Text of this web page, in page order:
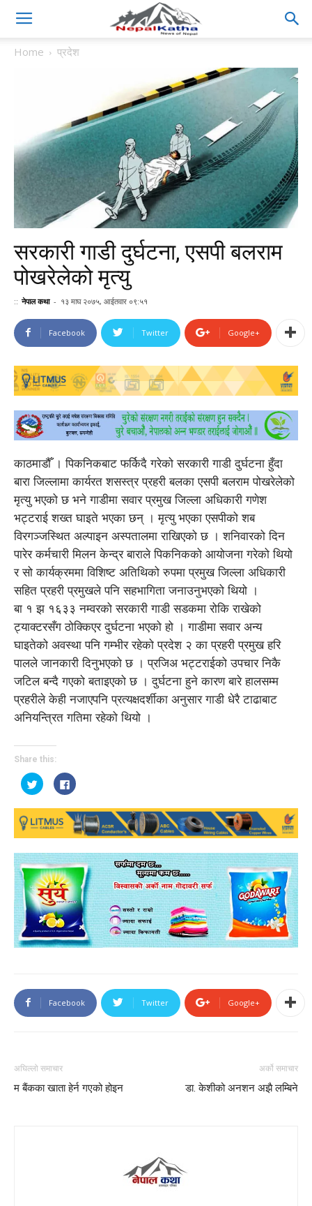
Home प्रदेश
सरकारी गाडी दुर्घटना, एसपी बलराम
पोखरेलेको मृत्यु
:: नेपाल कथा - १३ माघ २०७५, आईतवार ०९:५१
Facebook Twitter Google+
काठमाडौँ । पिकनिकबाट फर्किदै गरेको सरकारी गाडी दुर्घटना हुँदा
बारा जिल्लामा कार्यरत शसस्त्र प्रहरी बलका एसपी बलराम पोखरेलेको
मृत्यु भएको छ भने गाडीमा सवार प्रमुख जिल्ला अधिकारी गणेश
भट्टराई शख्त घाइते भएका छन् । मृत्यु भएका एसपीको शब
विरगञ्जस्थित अल्पाइन अस्पतालमा राखिएको छ । शनिवारको दिन
पारेर कर्मचारी मिलन केन्द्र बाराले पिकनिकको आयोजना गरेको थियो
र सो कार्यक्रममा विशिष्ट अतिथिको रुपमा प्रमुख जिल्ला अधिकारी
सहित प्रहरी प्रमुखले पनि सहभागिता जनाउनुभएको थियो ।
बा १ झ १६३३ नम्वरको सरकारी गाडी सडकमा रोकि राखेको
ट्याक्टरसँग ठोक्किएर दुर्घटना भएको हो । गाडीमा सवार अन्य
घाइतेको अवस्था पनि गम्भीर रहेको प्रदेश २ का प्रहरी प्रमुख हरि
पालले जानकारी दिनुभएको छ । प्रजिअ भट्टराईको उपचार निकै
जटिल बन्दै गएको बताइएको छ । दुर्घटना हुने कारण बारे हालसम्म
प्रहरीले केही नजाएपनि प्रत्यक्षदर्शीका अनुसार गाडी धेरै टाढाबाट
अनियन्त्रित गतिमा रहेको थियो ।
Share this:
Click
to
share
on
(Opens
in
new
Click
to
on
Facebook
(Opens
in
new
Facebook Twitter Google+
अघिल्लो समाचार
म बैंकका खाता हेर्न गएको होइन
अर्को समाचार
डा. केशीको अनशन अझै लम्बिने